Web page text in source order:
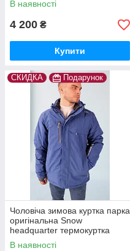
В наявності
4 200 ₴
Купити
СКИДКА Подарунок
Чоловіча зимова куртка парка
оригінальна Snow
headquarter термокуртка
гірськолижна тепла на зиму
В наявності